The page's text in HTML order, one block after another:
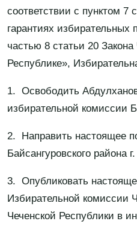
соответствии с пунктом
гарантиях
частью 8 статьи 20
Республике»,
1. Освободить
избирательной комиссии
2. Направить настоящее
Байсангуровского района
3. Опубликовать
Избирательной комиссии
Чеченской Республики в